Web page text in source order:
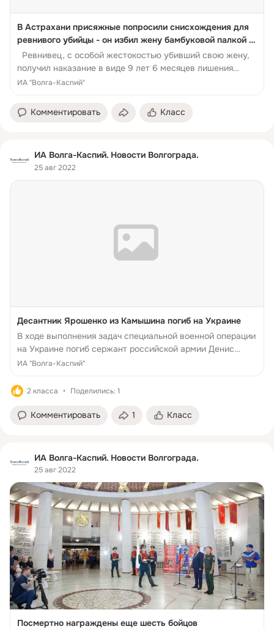
В Астрахани присяжные попросили снисхождения для
ревнивого убийцы - он избил жену бамбуковой палкой и
изрезал ножом
Ревнивец, с особой жестокостью убивший свою жену,
получил наказание в виде 9 лет 6 месяцев лишения
свободы с отбыванием в исправительно...
ИА "Волга-Каспий"
Комментировать Класс
ИА Волга-Каспий. Новости Волгограда.
25 авг 2022
Десантник Ярошенко из Камышина погиб на Украине
В ходе выполнения задач специальной военной операции
на Украине погиб сержант российской армии Денис
Ярошенко из Камышина Волгоградской области. Об этом
ИА "Волга-Каспий"
2 класса Поделились: 1
Комментировать 1 Класс
ИА Волга-Каспий. Новости Волгограда.
25 авг 2022
Посмертно награждены еще шесть бойцов